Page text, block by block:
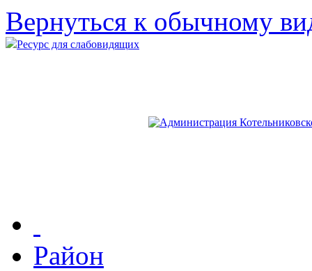
Вернуться к обычному
Ресурс для слабовидящих
Район